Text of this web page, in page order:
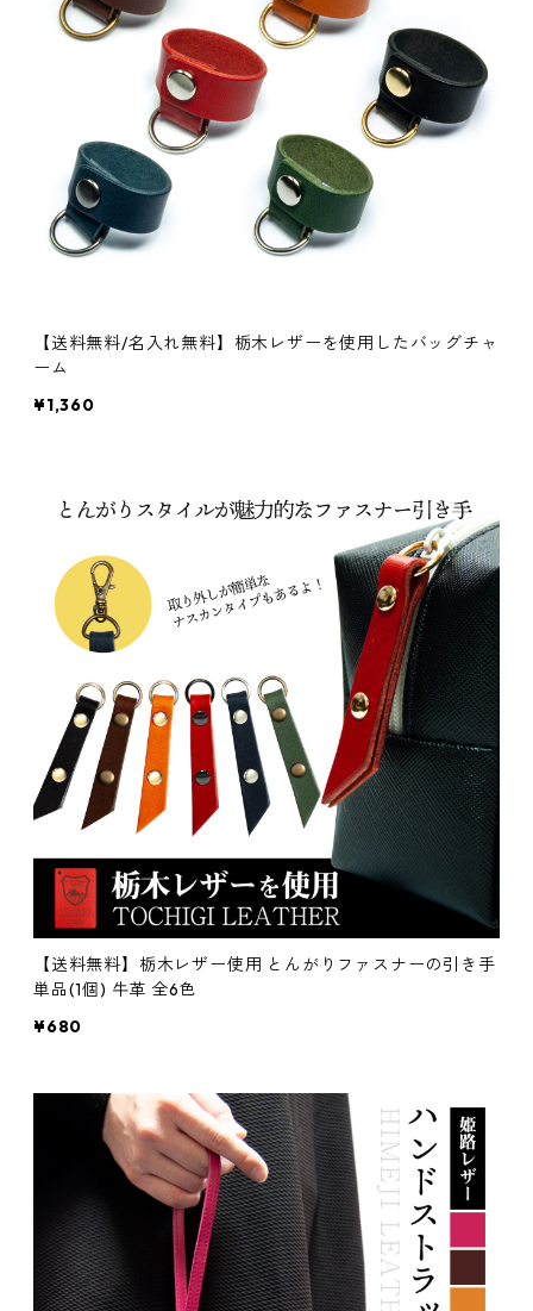
【送料無料/名入れ無料】栃木レザーを使用したバッグチャ
ーム
¥1,360
【送料無料】栃木レザー使用 とんがりファスナーの引き手
単品(1個) 牛革 全6色
¥680